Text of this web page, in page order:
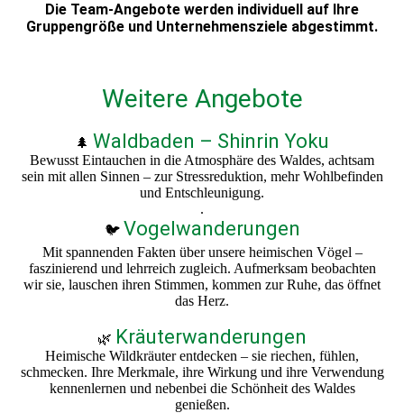
Die Team-Angebote werden individuell auf Ihre
Gruppengröße und Unternehmensziele abgestimmt.
Weitere Angebote
🌲 Waldbaden – Shinrin Yoku
Bewusst Eintauchen in die Atmosphäre des Waldes, achtsam
sein mit allen Sinnen – zur Stressreduktion, mehr Wohlbefinden
und Entschleunigung.
.
🐦 Vogelwanderungen
Mit spannenden Fakten über unsere heimischen Vögel –
faszinierend und lehrreich zugleich. Aufmerksam beobachten
wir sie, lauschen ihren Stimmen, kommen zur Ruhe, das öffnet
das Herz.
🌿 Kräuterwanderungen
Heimische Wildkräuter entdecken – sie riechen, fühlen,
schmecken. Ihre Merkmale, ihre Wirkung und ihre Verwendung
kennenlernen und nebenbei die Schönheit des Waldes
genießen.